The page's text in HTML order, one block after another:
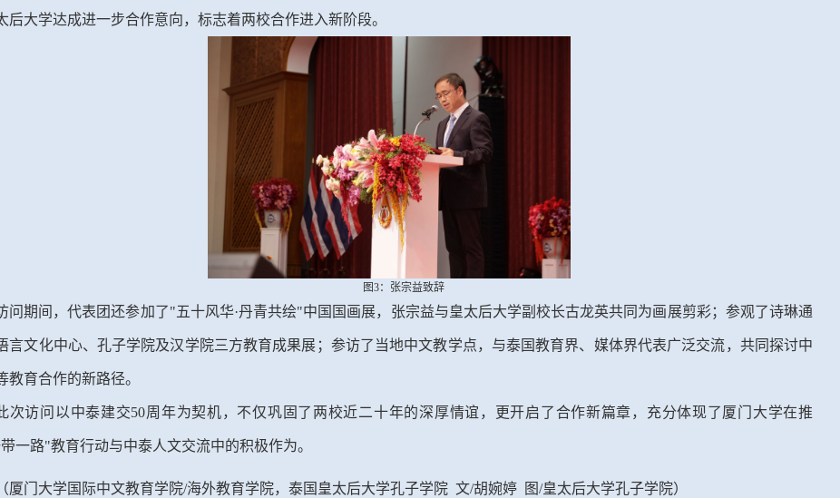
后大学达成进一步合作意向，标志着两校合作进入新阶段。
图3：张宗益致辞
问期间，代表团还参加了"五十风华·丹青共绘"中国国画展，张宗益与皇太后大学副校长古龙英共同为画展剪彩； 参观了诗琳通
言文化中心、 孔子学院及汉学院三方教育成果展 ；参访了当地中文教学点，与泰国教育界、媒体界代表广泛交流， 共同探讨中
教育合作的新路径。
次访问以中泰建交50周年为契机，不仅巩固了两校近二十年的深厚情谊，更开启了合作新篇章，充分体现了厦门大学在推
一路"教育行动与中泰人文交流中的积极作为。
（厦门大学国际中文教育学院/海外教育学院，泰国皇太后大学孔子学院 文/胡婉婷 图/皇太后大学孔子学院）